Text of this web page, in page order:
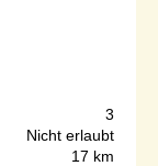
3
Nicht erlaubt
17 km